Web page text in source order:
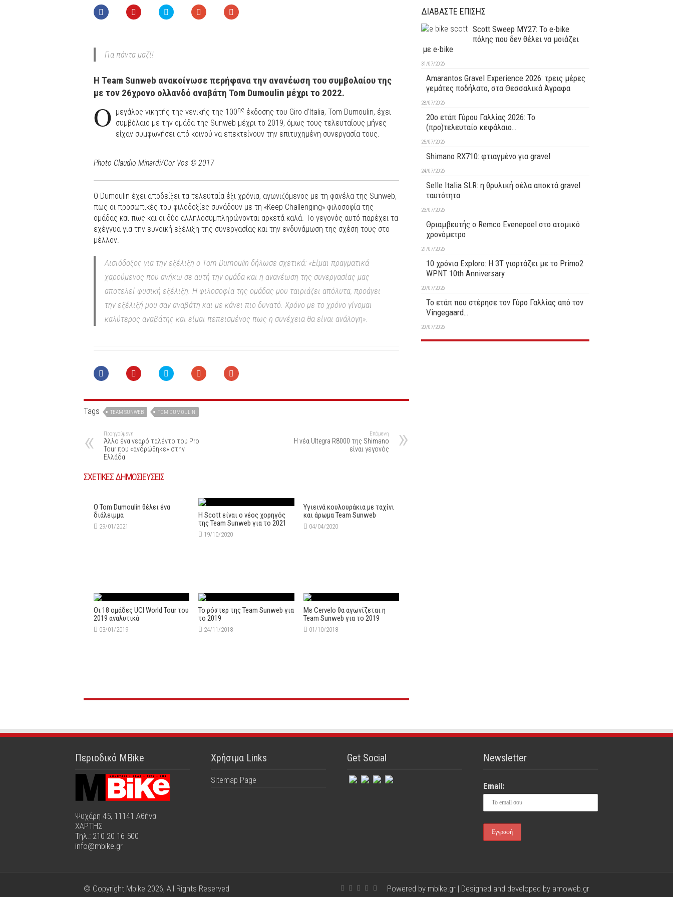
Για πάντα μαζί!
Η Team Sunweb ανακοίνωσε περήφανα την ανανέωση του συμβολαίου της
με τον 26χρονο ολλανδό αναβάτη Tom Dumoulin μέχρι το 2022.
Ο μεγάλος νικητής της γενικής της 100ης έκδοσης του Giro d’Italia, Tom Dumoulin, έχει
συμβόλαιο με την ομάδα της Sunweb μέχρι το 2019, όμως τους τελευταίους μήνες
είχαν συμφωνήσει από κοινού να επεκτείνουν την επιτυχημένη συνεργασία τους.
Photo Claudio Minardi/Cor Vos © 2017
Ο Dumoulin έχει αποδείξει τα τελευταία έξι χρόνια, αγωνιζόμενος με τη φανέλα της Sunweb,
πως οι προσωπικές του φιλοδοξίες συνάδουν με τη «Keep Challenging» φιλοσοφία της
ομάδας και πως και οι δύο αλληλοσυμπληρώνονται αρκετά καλά. Το γεγονός αυτό παρέχει τα
εχέγγυα για την ευνοϊκή εξέλιξη της συνεργασίας και την ενδυνάμωση της σχέση τους στο
μέλλον.
Αισιόδοξος για την εξέλιξη ο Tom Dumoulin δήλωσε σχετικά: «Είμαι πραγματικά
χαρούμενος που ανήκω σε αυτή την ομάδα και η ανανέωση της συνεργασίας μας
αποτελεί φυσική εξέλιξη. Η φιλοσοφία της ομάδας μου ταιριάζει απόλυτα, προάγει
την εξέλιξή μου σαν αναβάτη και με κάνει πιο δυνατό. Χρόνο με το χρόνο γίνομαι
καλύτερος αναβάτης και είμαι πεπεισμένος πως η συνέχεια θα είναι ανάλογη».
Tags TEAM SUNWEB TOM DUMOULIN
Προηγούμενη
Άλλο ένα νεαρό ταλέντο του Pro
Tour που «ανδρώθηκε» στην
Ελλάδα
Επόμενη
Η νέα Ultegra R8000 της Shimano
είναι γεγονός
ΣΧΕΤΙΚΕΣ ΔΗΜΟΣΙΕΥΣΕΙΣ
Ο Tom Dumoulin θέλει ένα
διάλειμμα
29/01/2021
Η Scott είναι ο νέος χορηγός
της Team Sunweb για το 2021
19/10/2020
Υγιεινά κουλουράκια με ταχίνι
και άρωμα Team Sunweb
04/04/2020
Οι 18 ομάδες UCI World Tour του
2019 αναλυτικά
03/01/2019
Το ρόστερ της Team Sunweb για
το 2019
24/11/2018
Με Cervelo θα αγωνίζεται η
Team Sunweb για το 2019
01/10/2018
ΔΙΑΒΑΣΤΕ ΕΠΙΣΗΣ
Scott Sweep MY27: Το e-bike
πόλης που δεν θέλει να μοιάζει
με e-bike
31/07/2026
Amarantos Gravel Experience 2026: τρεις μέρες
γεμάτες ποδήλατο, στα Θεσσαλικά Άγραφα
28/07/2026
20ο ετάπ Γύρου Γαλλίας 2026: Το
(προ)τελευταίο κεφάλαιο…
25/07/2026
Shimano RX710: φτιαγμένο για gravel
24/07/2026
Selle Italia SLR: η θρυλική σέλα αποκτά gravel
ταυτότητα
23/07/2026
Θριαμβευτής ο Remco Evenepoel στο ατομικό
χρονόμετρο
21/07/2026
10 χρόνια Exploro: Η 3T γιορτάζει με το Primo2
WPNT 10th Anniversary
20/07/2026
Το ετάπ που στέρησε τον Γύρο Γαλλίας από τον
Vingegaard…
20/07/2026
Περιοδικό MBike
Ψυχάρη 45, 11141 Αθήνα
ΧΑΡΤΗΣ
Τηλ.: 210 20 16 500
info@mbike.gr
Χρήσιμα Links
Sitemap Page
Get Social Newsletter
Email:
Powered by mbike.gr | Designed and developed by amoweb.gr
© Copyright Mbike 2026, All Rights Reserved